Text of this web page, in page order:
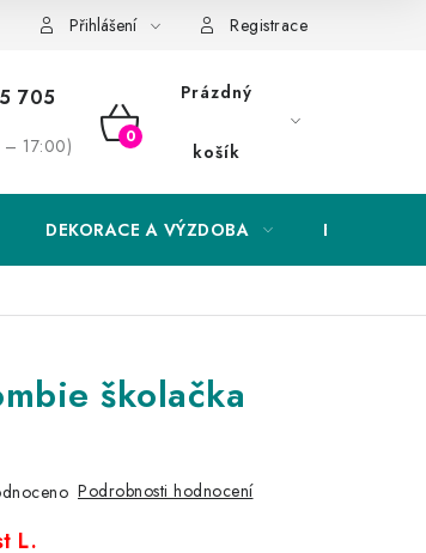
Podmínky ochrany osobních údajů
Přihlášení Registrace
705
17:00)
NÁKUPNÍ
Prázdný
košík
DEKORACE A VÝZDOBA
školačka
Podrobnosti hodnocení
L.